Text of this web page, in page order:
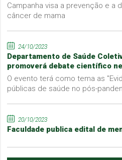
Campanha visa a prevenção e a
câncer de mama
24/10/2023
Departamento de Saúde
promoverá debate científico
O evento terá como tema as
públicas de saúde no pós-
20/10/2023
Faculdade publica edital de